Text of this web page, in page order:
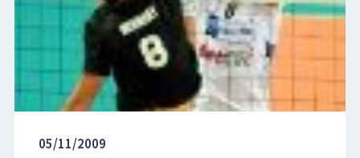
05/11/2009